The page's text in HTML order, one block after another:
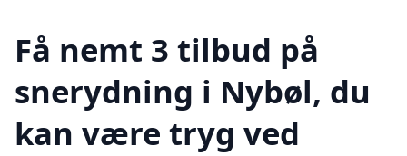
Få nemt 3 tilbud på
snerydning i Nybøl, du
kan være tryg ved